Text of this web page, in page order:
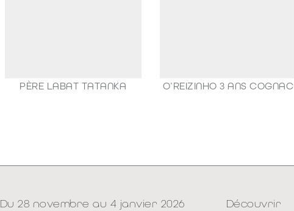
PÈRE LABAT TATANKA O’REIZINHO 3 ANS COGNAC
Du 28 novembre au 4 janvier 2026 Découvrir